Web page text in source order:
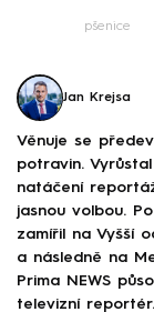
pšenice
Jan Krejsa
Věnuje se
potravin.
natáčení
jasnou volbou.
zamířil na Vyšší
a následně na
Prima NEWS
televizní